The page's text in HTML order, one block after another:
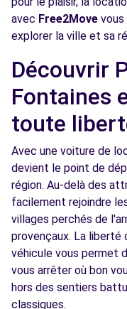
Voir l'agence
Free2Move Rent -
AUTOMOBILES -
AVENUE LEONARD
avec Free2Move
explorer la ville et sa
Découvrir
Fontaines
toute
Avec une voiture de
devient le point de
région. Au-delà des
facilement rejoindre
villages perchés de
provençaux. La
véhicule vous permet
vous arrêter où bon
hors des sentiers
classiques.